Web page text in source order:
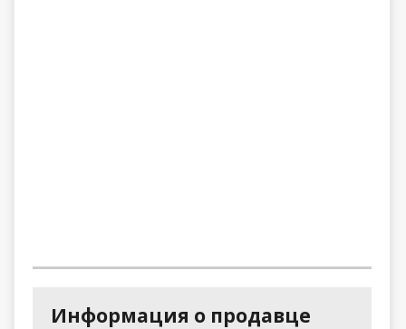
Информация о продавце